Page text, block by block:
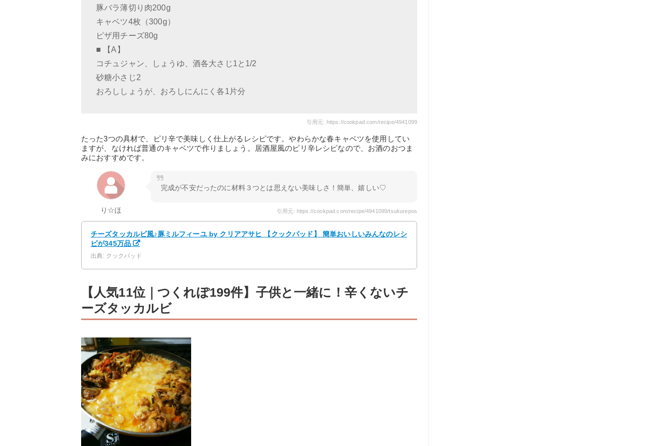
豚バラ薄切り肉200g
キャベツ4枚（300g）
ピザ用チーズ80g
■ 【A】
コチュジャン、しょうゆ、酒各大さじ1と1/2
砂糖小さじ2
おろししょうが、おろしにんにく各1片分
引用元: https://cookpad.com/recipe/4941099
たった3つの具材で、ピリ辛で美味しく仕上がるレシピです。やわらかな春キャベツを使用してい
ますが、なければ普通のキャベツで作りましょう。居酒屋風のピリ辛レシピなので、お酒のおつま
みにおすすめです。
り☆ほ
完成が不安だったのに材料３つとは思えない美味しさ！簡単、嬉しい♡
引用元: https://cookpad.com/recipe/4941099/tsukurepos
チーズタッカルビ風♪豚ミルフィーユ by クリアアサヒ 【クックパッド】 簡単おいしいみんなのレシ
ピが345万品
出典: クックパッド
【人気11位｜つくれぽ199件】子供と一緒に！辛くないチ
ーズタッカルビ